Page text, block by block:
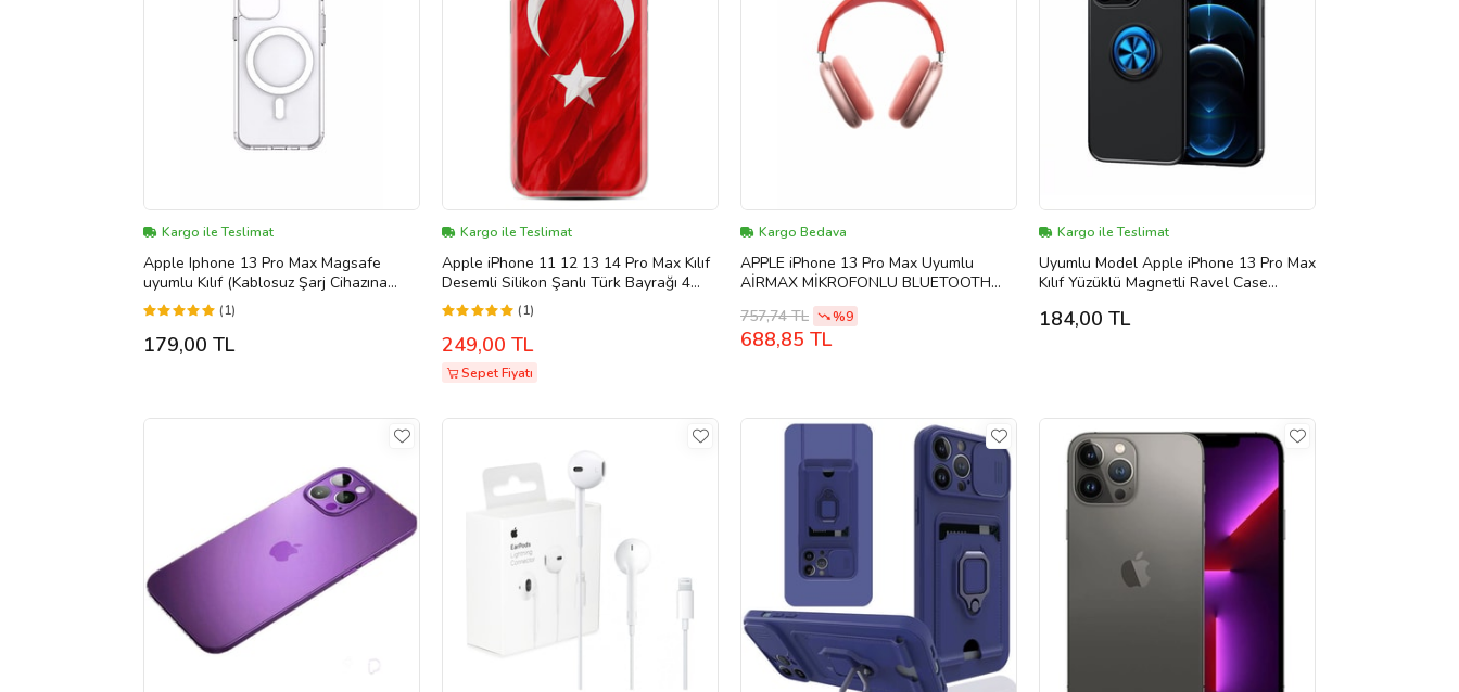
Kargo ile Teslimat
Apple Iphone 13 Pro Max Magsafe
uyumlu Kılıf (Kablosuz Şarj Cihazına
Uyumlu ) (Şeffaf Hologram)
(1)
179,00 TL
Kargo ile Teslimat
Apple iPhone 11 12 13 14 Pro Max Kılıf
Desemli Silikon Şanlı Türk Bayrağı 4
1401
(1)
249,00 TL
Sepet Fiyatı
Kargo Bedava
APPLE iPhone 13 Pro Max Uyumlu
AİRMAX MİKROFONLU BLUETOOTH
KULAK ÜSTÜ KULAKLIK (Pembe)
757,74 TL %9
688,85 TL
Kargo ile Teslimat
Uyumlu Model Apple iPhone 13 Pro Max
Kılıf Yüzüklü Magnetli Ravel Case
184,00 TL